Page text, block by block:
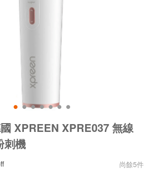
XPREEN XPRE037 無線
刺機
尚餘5件